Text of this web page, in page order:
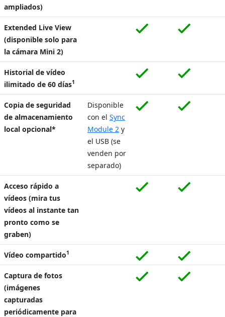
ampliados)
Extended Live View
(disponible solo para
la cámara Mini 2)
Historial de vídeo
ilimitado de 60 días1
Copia de seguridad
de almacenamiento
local opcional*
Disponible
con el Sync
Module 2 y
el USB (se
venden por
separado)
Acceso rápido a
vídeos (mira tus
vídeos al instante tan
pronto como se
graben)
Vídeo compartido1
Captura de fotos
(imágenes
capturadas
periódicamente para